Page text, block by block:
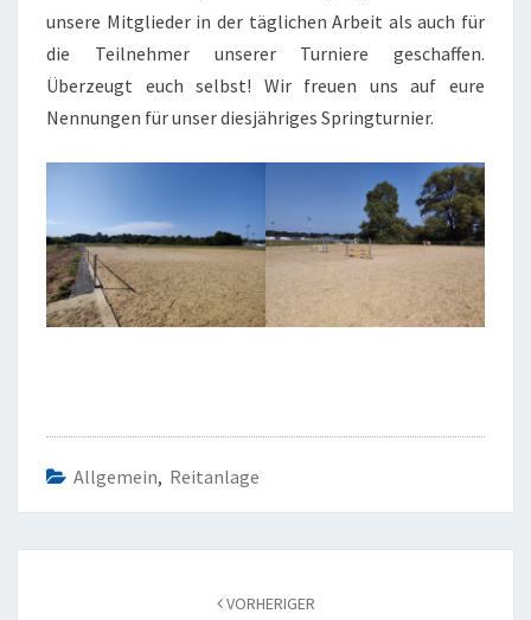
unsere Mitglieder in der täglichen Arbeit als auch für
die Teilnehmer unserer Turniere geschaffen.
Überzeugt euch selbst! Wir freuen uns auf eure
Nennungen für unser diesjähriges Springturnier.
Allgemein, Reitanlage
VORHERIGER